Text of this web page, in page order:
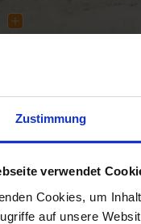
Zustimmung
verwendet
Cookies, um
auf unsere